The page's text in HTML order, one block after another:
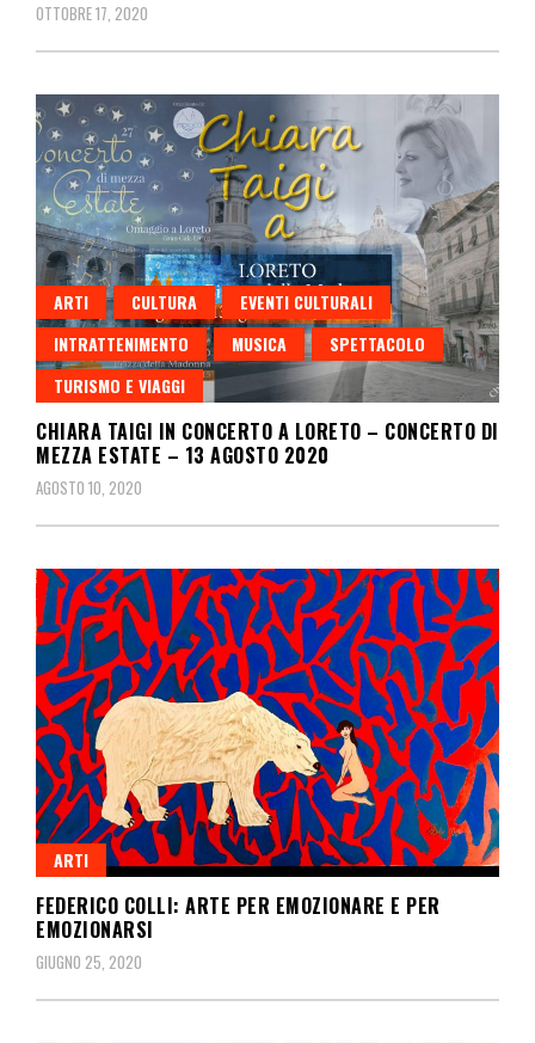
OTTOBRE 17, 2020
ARTI CULTURA
EVENTI CULTURALI
INTRATTENIMENTO
MUSICA
SPETTACOLO
TURISMO E VIAGGI
CHIARA TAIGI IN CONCERTO A LORETO – CONCERTO DI
MEZZA ESTATE – 13 AGOSTO 2020
AGOSTO 10, 2020
ARTI
FEDERICO COLLI: ARTE PER EMOZIONARE E PER
EMOZIONARSI
GIUGNO 25, 2020